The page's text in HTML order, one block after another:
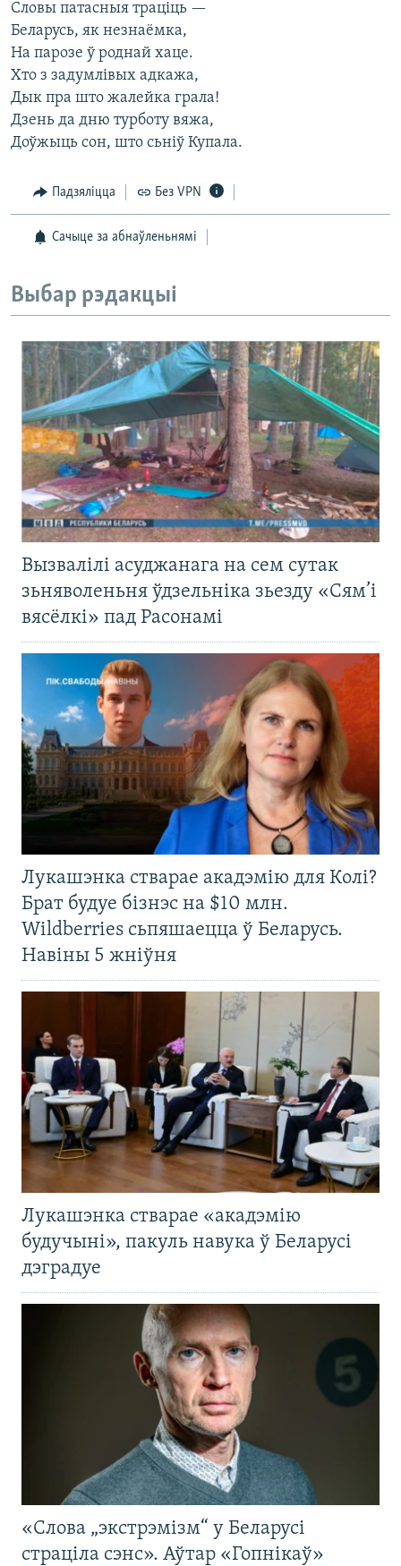
Словы патасныя траціць —
Беларусь, як незнаёмка,
На парозе ў роднай хаце.
Хто з задумлівых адкажа,
Дык пра што жалейка грала!
Дзень да дню турботу вяжа,
Доўжыць сон, што сьніў Купала.
Падзяліцца Без VPN
Сачыце за абнаўленьнямі
Выбар рэдакцыі
Вызвалілі асуджанага на сем сутак
зьняволеньня ўдзельніка зьезду «Сям’і
вясёлкі» пад Расонамі
Лукашэнка стварае акадэмію для Колі?
Брат будуе бізнэс на $10 млн.
Wildberries сьпяшаецца ў Беларусь.
Навіны 5 жніўня
Лукашэнка стварае «акадэмію
будучыні», пакуль навука ў Беларусі
дэградуе
«Слова „экстрэмізм“ у Беларусі
страціла сэнс». Аўтар «Гопнікаў»